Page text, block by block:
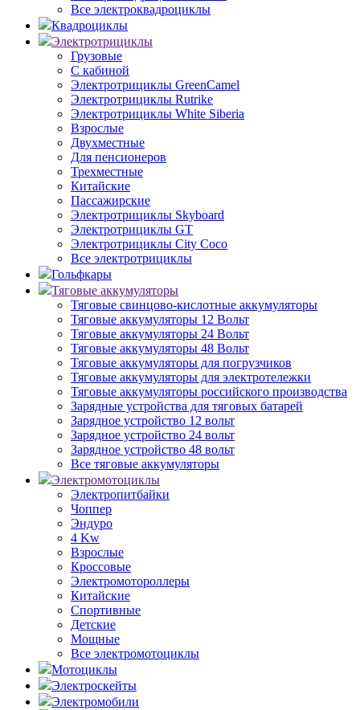
Все электроквадроциклы
Квадроциклы
Электротрициклы
Грузовые
С кабиной
Электротрициклы GreenCamel
Электротрициклы Rutrike
Электротрициклы White Siberia
Взрослые
Двухместные
Для пенсионеров
Трехместные
Китайские
Пассажирские
Электротрициклы Skyboard
Электротрициклы GT
Электротрициклы City Coco
Все электротрициклы
Гольфкары
Тяговые аккумуляторы
Тяговые свинцово-кислотные аккумуляторы
Тяговые аккумуляторы 12 Вольт
Тяговые аккумуляторы 24 Вольт
Тяговые аккумуляторы 48 Вольт
Тяговые аккумуляторы для погрузчиков
Тяговые аккумуляторы для электротележки
Тяговые аккумуляторы российского производства
Зарядные устройства для тяговых батарей
Зарядное устройство 12 вольт
Зарядное устройство 24 вольт
Зарядное устройство 48 вольт
Все тяговые аккумуляторы
Электромотоциклы
Электропитбайки
Чоппер
Эндуро
4 Kw
Взрослые
Кроссовые
Электромотороллеры
Китайские
Спортивные
Детские
Мощные
Все электромотоциклы
Мотоциклы
Электроскейты
Электромобили